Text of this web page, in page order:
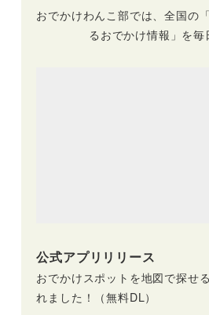
おでかけわんこ部では、全国の
るおでかけ情報」を毎
公式アプリリリース
おでかけスポットを地図で探せ
れました！（無料DL）